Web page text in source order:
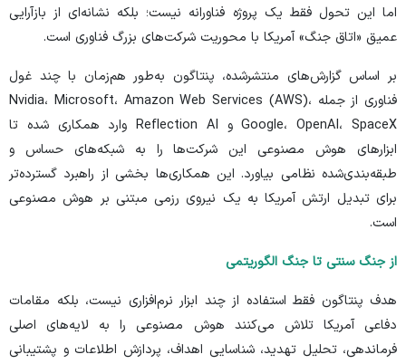
اما این تحول فقط یک پروژه فناورانه نیست؛ بلکه نشانه‌ای از بازآرایی
عمیق «اتاق جنگ» آمریکا با محوریت شرکت‌های بزرگ فناوری است.
بر اساسگزارش‌های منتشرشده، پنتاگون به‌طور هم‌زمان با چند غول
فناوری از جمله Nvidia، Microsoft، Amazon Web Services (AWS)،
Google، OpenAI، SpaceX و Reflection AI وارد همکاری شده تا
ابزار‌های هوش مصنوعی این شرکت‌ها را به شبکه‌های حساس و
طبقه‌بندی‌شده نظامی بیاورد. این همکاری‌ها بخشی از راهبرد گسترده‌تر
برای تبدیل ارتش آمریکا به یک نیروی رزمی مبتنی بر هوش مصنوعی
است.
از جنگ سنتی تا جنگ الگوریتمی
هدف پنتاگون فقط استفاده از چند ابزار نرم‌افزاری نیست، بلکه مقامات
دفاعی آمریکا تلاش می‌کنند هوش مصنوعی را به لایه‌های اصلی
فرماندهی، تحلیل تهدید، شناسایی اهداف، پردازش اطلاعات و پشتیبانی